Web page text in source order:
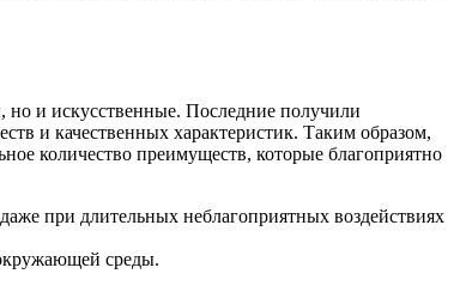
но и искусственные. Последние получили
и качественных характеристик. Таким образом,
количество преимуществ, которые благоприятно
при длительных неблагоприятных воздействиях
среды.